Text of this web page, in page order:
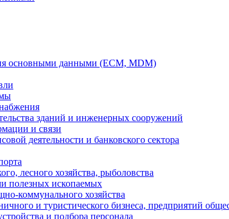
основными данными (ECM, MDM)
зданий и инженерных сооружений
и связи
деятельности и банковского сектора
лесного хозяйства, рыболовства
полезных ископаемых
коммунального хозяйства
и туристического бизнеса, предприятий
и подбора персонала